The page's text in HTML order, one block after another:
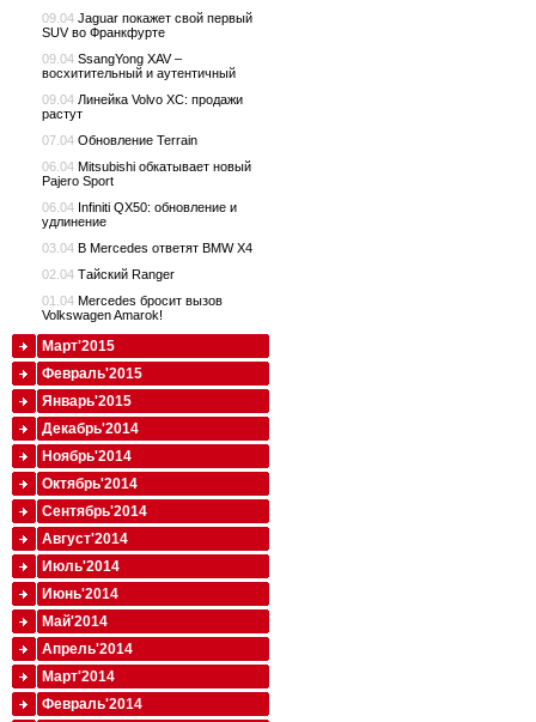
09.04 Jaguar покажет свой первый
SUV во Франкфурте
09.04 SsangYong XAV –
восхитительный и аутентичный
09.04 Линейка Volvo XC: продажи
растут
07.04 Обновление Terrain
06.04 Mitsubishi обкатывает новый
Pajero Sport
06.04 Infiniti QX50: обновление и
удлинение
03.04 В Mercedes ответят BMW X4
02.04 Тайский Ranger
01.04 Mercedes бросит вызов
Volkswagen Amarok!
Март'2015
Февраль'2015
Январь'2015
Декабрь'2014
Ноябрь'2014
Октябрь'2014
Сентябрь'2014
Август'2014
Июль'2014
Июнь'2014
Май'2014
Апрель'2014
Март'2014
Февраль'2014